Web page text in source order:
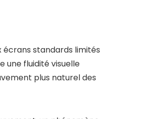
écrans standards limités
une fluidité visuelle
plus naturel des